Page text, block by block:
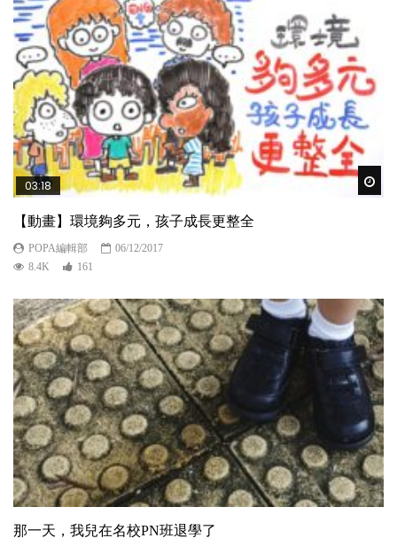
03:18
【動畫】環境夠多元，孩子成長更整全
POPA編輯部
06/12/2017
8.4K
161
那一天，我兒在名校PN班退學了